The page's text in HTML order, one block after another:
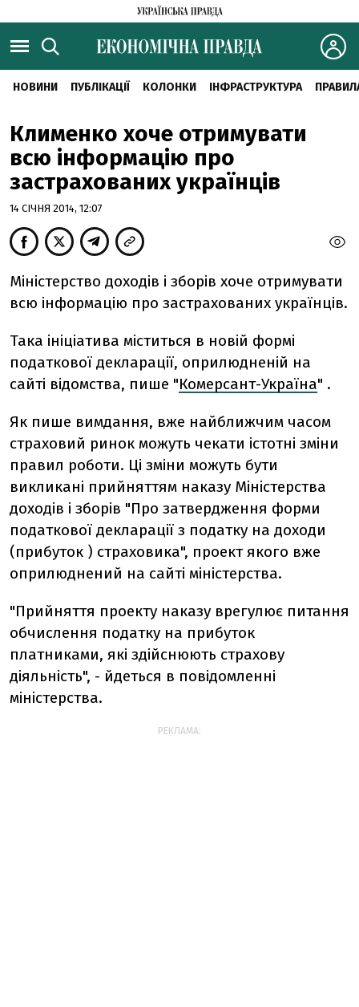
НОВИНИ ПУБЛІКАЦІЇ КОЛОНКИ ІНФРАСТРУКТУРА
Клименко хоче отримувати
всю інформацію про
застрахованих українців
14 СІЧНЯ 2014, 12:07
Міністерство доходів і зборів хоче отримувати
всю інформацію про застрахованих українців.
Така ініціатива міститься в новій формі
податкової декларації, оприлюдненій на
сайті відомства, пише "Комерсант-Україна" .
Як пише вимдання, вже найближчим часом
страховий ринок можуть чекати істотні зміни
правил роботи. Ці зміни можуть бути
викликані прийняттям наказу Міністерства
доходів і зборів "Про затвердження форми
податкової декларації з податку на доходи
(прибуток ) страховика", проект якого вже
оприлюднений на сайті міністерства.
"Прийняття проекту наказу врегулює питання
обчислення податку на прибуток
платниками, які здійснюють страхову
діяльність", - йдеться в повідомленні
міністерства.
РЕКЛАМА: